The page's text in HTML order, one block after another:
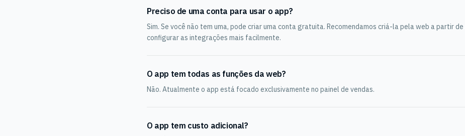
Preciso de uma conta para usar o app?
Sim. Se você não tem uma, pode criar uma conta gratuita. Recomendamos criá-la pela web a partir
configurar as integrações mais facilmente.
O app tem todas as funções da web?
Não. Atualmente o app está focado exclusivamente no painel de vendas.
O app tem custo adicional?